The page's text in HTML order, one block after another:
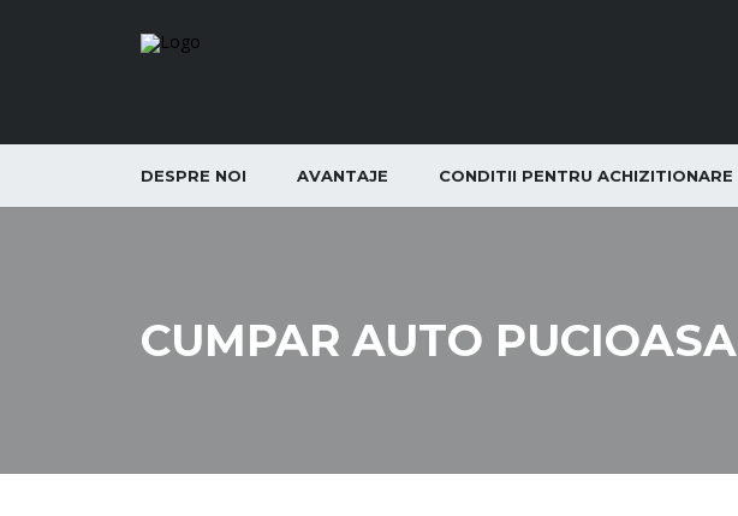
DESPRE NOI AVANTAJE CONDITII PENTRU ACHIZITIONARE
CUMPAR AUTO PUCIOASA